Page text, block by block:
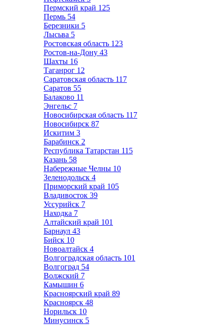
Пермский край 125
Пермь 54
Березники 5
Лысьва 5
Ростовская область 123
Ростов-на-Дону 43
Шахты 16
Таганрог 12
Саратовская область 117
Саратов 55
Балаково 11
Энгельс 7
Новосибирская область 117
Новосибирск 87
Искитим 3
Барабинск 2
Республика Татарстан 115
Казань 58
Набережные Челны 10
Зеленодольск 4
Приморский край 105
Владивосток 39
Уссурийск 7
Находка 7
Алтайский край 101
Барнаул 43
Бийск 10
Новоалтайск 4
Волгоградская область 101
Волгоград 54
Волжский 7
Камышин 6
Красноярский край 89
Красноярск 48
Норильск 10
Минусинск 5